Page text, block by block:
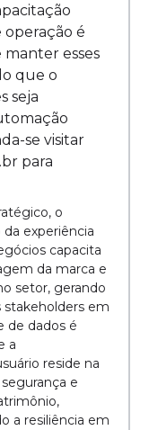
operação é
esses
que o
seja
se visitar
para
o
experiência
capacita
da marca e
setor, gerando
stakeholders em
de dados é
a
reside na
e
a resiliência em